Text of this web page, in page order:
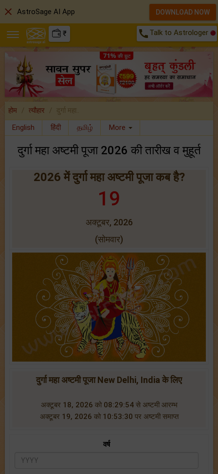
₹ call Talk to Astrologer
होम त्यौहार
दुर्गा महा..
English
हिंदी தமிழ் More
दुर्गा महा अष्टमी पूजा 2026 की तारीख व मुहूर्त
2026 में दुर्गा महा अष्टमी पूजा कब है?
19
अक्टूबर, 2026
(सोमवार)
दुर्गा महा अष्टमी पूजा New Delhi, India के लिए
अक्टूबर 18, 2026 को 08:29:54 से अष्टमी आरम्भ
अक्टूबर 19, 2026 को 10:53:30 पर अष्टमी समाप्त
वर्ष
close AstroSage AI App DOWNLOAD NOW